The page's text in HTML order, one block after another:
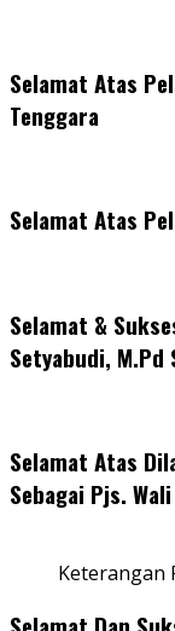
Selamat Atas
Tenggara
Selamat Atas
Selamat &
Setyabudi, M.Pd
Selamat Atas
Sebagai Pjs.
Keterangan